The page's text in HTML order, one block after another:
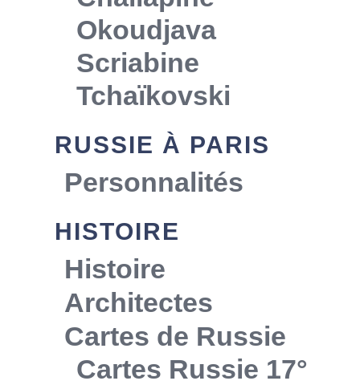
Okoudjava
Scriabine
Tchaïkovski
RUSSIE À PARIS
Personnalités
HISTOIRE
Histoire
Architectes
Cartes de Russie
Cartes Russie 17°